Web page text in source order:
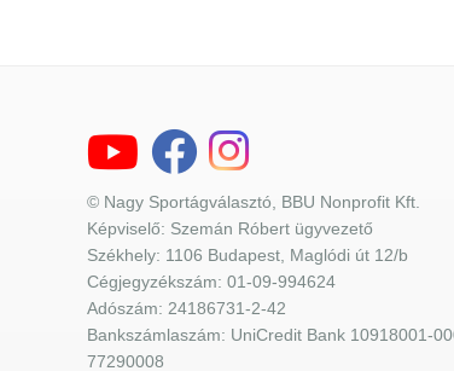
© Nagy Sportágválasztó, BBU Nonprofit Kft.
Képviselő: Szemán Róbert ügyvezető
Székhely: 1106 Budapest, Maglódi út 12/b
Cégjegyzékszám: 01-09-994624
Adószám: 24186731-2-42
Bankszámlaszám: UniCredit Bank 10918001-
77290008